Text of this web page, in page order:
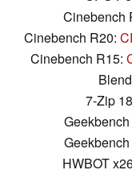
Cinebench
Cinebench R20:
Cinebench R15:
7-Zip
Geekbench
Geekbench
HWBOT